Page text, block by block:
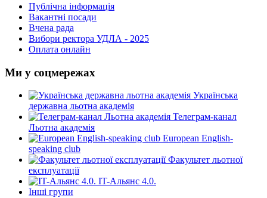
Публічна інформація
Вакантні посади
Вчена рада
Вибори ректора УДЛА - 2025
Оплата онлайн
Ми у соцмережах
Українська
державна льотна академія
Телеграм-канал
Льотна академія
European English-
speaking club
Факультет льотної
експлуатації
IT-Альянс 4.0.
Інші групи